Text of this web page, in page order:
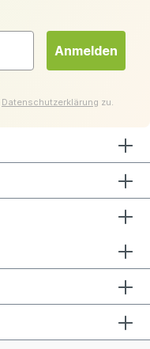
Anmelden
Datenschutzerklärung zu.